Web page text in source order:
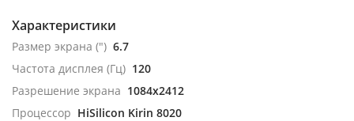
Характеристики
Размер экрана (") 6.7
Частота дисплея (Гц) 120
Разрешение экрана 1084x2412
Процессор HiSilicon Kirin 8020